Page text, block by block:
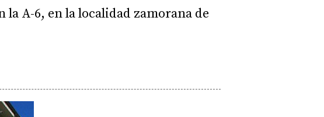
la A-6, en la localidad zamorana de